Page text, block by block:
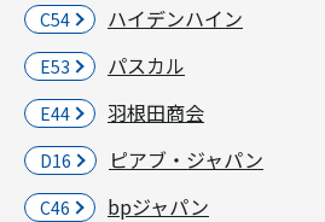
C54 ハイデンハイン
E53 パスカル
E44 羽根田商会
D16 ピアブ・ジャパン
C46 bpジャパン